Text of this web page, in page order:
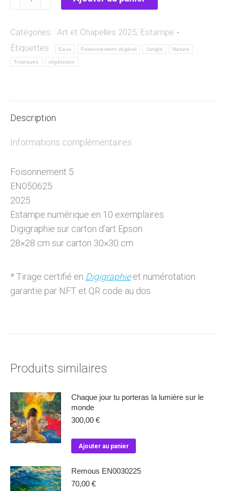
5
Catégories : Art et Chapelles 2025, Estampe
Étiquettes :
Eaux Foisonnement végétal Jungle Nature
Tropiques végétation
Description
Informations complémentaires
Foisonnement 5
EN050625
2025
Estampe numérique en 10 exemplaires
Digigraphie sur carton d’art Epson
28×28 cm sur carton 30×30 cm
* Tirage certifié en Digigraphie et numérotation
garantie par NFT et QR code au dos
Produits similaires
Chaque jour tu porteras la lumière sur le
monde
300,00 €
Ajouter au panier
Remous EN0030225
70,00 €